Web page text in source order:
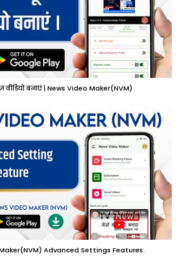
वीडियो बनाएं | News Video Maker(NVM)
Advanced Settings Features.